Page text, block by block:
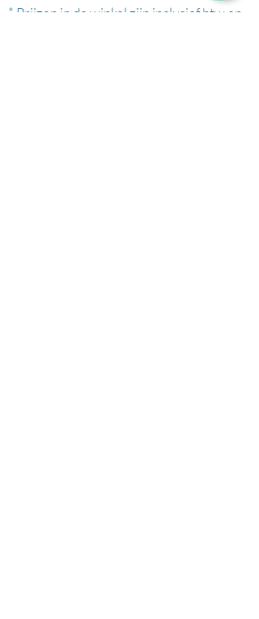
* Prijzen in de winkel zijn inclusief btw en